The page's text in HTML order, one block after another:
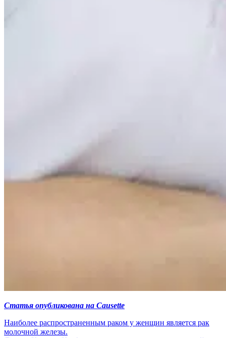
Статья опубликована на Causette
Наиболее распространенным раком у женщин является рак
молочной железы.